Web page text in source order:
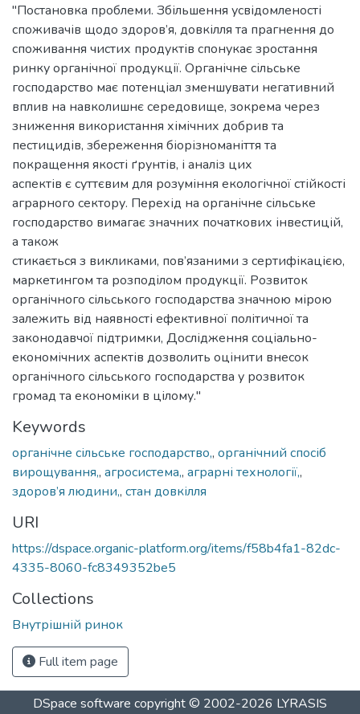
"Постановка проблеми. Збільшення усвідомленості
споживачів щодо здоров’я, довкілля та прагнення до
споживання чистих продуктів спонукає зростання
ринку органічної продукції. Органічне сільське
господарство має потенціал зменшувати негативний
вплив на навколишнє середовище, зокрема через
зниження використання хімічних добрив та
пестицидів, збереження біорізноманіття та
покращення якості ґрунтів, і аналіз цих
аспектів є суттєвим для розуміння екологічної стійкості
аграрного сектору. Перехід на органічне сільське
господарство вимагає значних початкових інвестицій,
а також
стикається з викликами, пов’язаними з сертифікацією,
маркетингом та розподілом продукції. Розвиток
органічного сільського господарства значною мірою
залежить від наявності ефективної політичної та
законодавчої підтримки, Дослідження соціально-
економічних аспектів дозволить оцінити внесок
органічного сільського господарства у розвиток
громад та економіки в цілому."
Keywords
органічне сільське господарство,, органічний спосіб
вирощування,, агросистема,, аграрні технології,,
здоров’я людини,, стан довкілля
URI
https://dspace.organic-platform.org/items/f58b4fa1-82dc-
4335-8060-fc8349352be5
Collections
Внутрішній ринок
Full item page
DSpace software copyright © 2002-2026 LYRASIS